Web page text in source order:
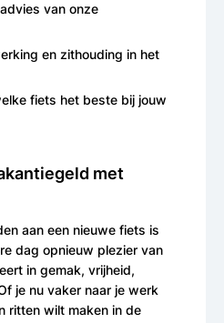
van onze
en zithouding in het
fiets het beste bij jouw
met
aan een nieuwe fiets is
dag opnieuw plezier van
in gemak, vrijheid,
je nu vaker naar je werk
ritten wilt maken in de